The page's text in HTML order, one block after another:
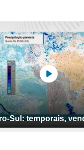
Sul: temporais,